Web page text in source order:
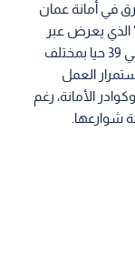
في أمانة عمان
الذي يعرض عبر
شاشة "رؤيا"، عن إنجاز أعمال التعبيد والصيانة في 39 حيا بمختلف
العمل
الأمانة، رغم
شوارعها.